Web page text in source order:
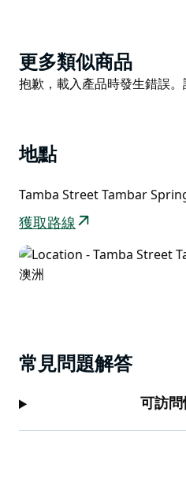
為了慶祝這一罕見的發現，當
旅」——一條獨特的自助遊覽
塑，引導遊客穿梭於村莊及其
坦巴斯普林斯雖小，卻生活便
賣！）、酒吧、農業服務，
不妨到坦巴斯普林斯雜貨店喝
步到皇家酒店，一邊欣賞黑土
聊，喝杯冰飲。
坦巴泉－昔日巨人與今日並
風光依舊迷人。
Product
List
更多類似商品
Product
抱歉，載入產品時發生錯誤。
地點
Tamba Street Tambar
獲取路線
常見問題解答
可訪問